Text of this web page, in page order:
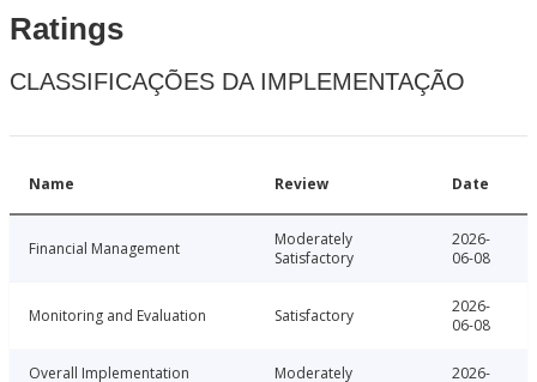
Ratings
CLASSIFICAÇÕES DA IMPLEMENTAÇÃO
Name Review Date
Financial Management
Moderately
Satisfactory
2026-
06-08
Monitoring and Evaluation Satisfactory
2026-
06-08
Overall Implementation
Moderately
2026-